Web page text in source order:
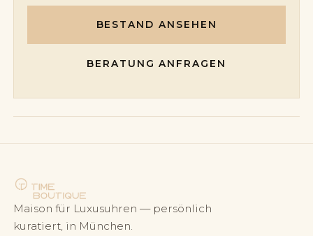
BESTAND ANSEHEN
BERATUNG ANFRAGEN
Maison für Luxusuhren — persönlich
kuratiert, in München.